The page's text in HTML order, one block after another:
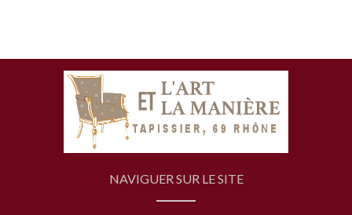
NAVIGUER SUR LE SITE